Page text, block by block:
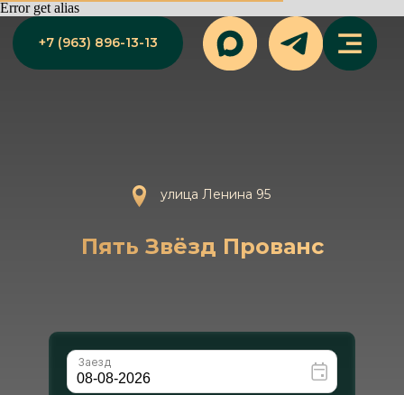
Error get alias
Пять Звёзд Прованс
улица Ленина 95